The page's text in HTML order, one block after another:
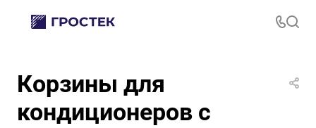
Корзины для
кондиционеров с